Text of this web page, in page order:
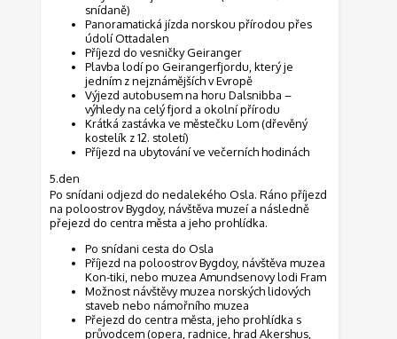
snídaně)
Panoramatická jízda norskou přírodou přes
údolí Ottadalen
Příjezd do vesničky Geiranger
Plavba lodí po Geirangerfjordu, který je
jedním z nejznámějších v Evropě
Výjezd autobusem na horu Dalsnibba –
výhledy na celý fjord a okolní přírodu
Krátká zastávka ve městečku Lom (dřevěný
kostelík z 12. století)
Příjezd na ubytování ve večerních hodinách
5.den
Po snídani odjezd do nedalekého Osla. Ráno příjezd
na poloostrov Bygdoy, návštěva muzeí a následně
přejezd do centra města a jeho prohlídka.
Po snídani cesta do Osla
Příjezd na poloostrov Bygdoy, návštěva muzea
Kon-tiki, nebo muzea Amundsenovy lodi Fram
Možnost návštěvy muzea norských lidových
staveb nebo námořního muzea
Přejezd do centra města, jeho prohlídka s
průvodcem (opera, radnice, hrad Akershus,